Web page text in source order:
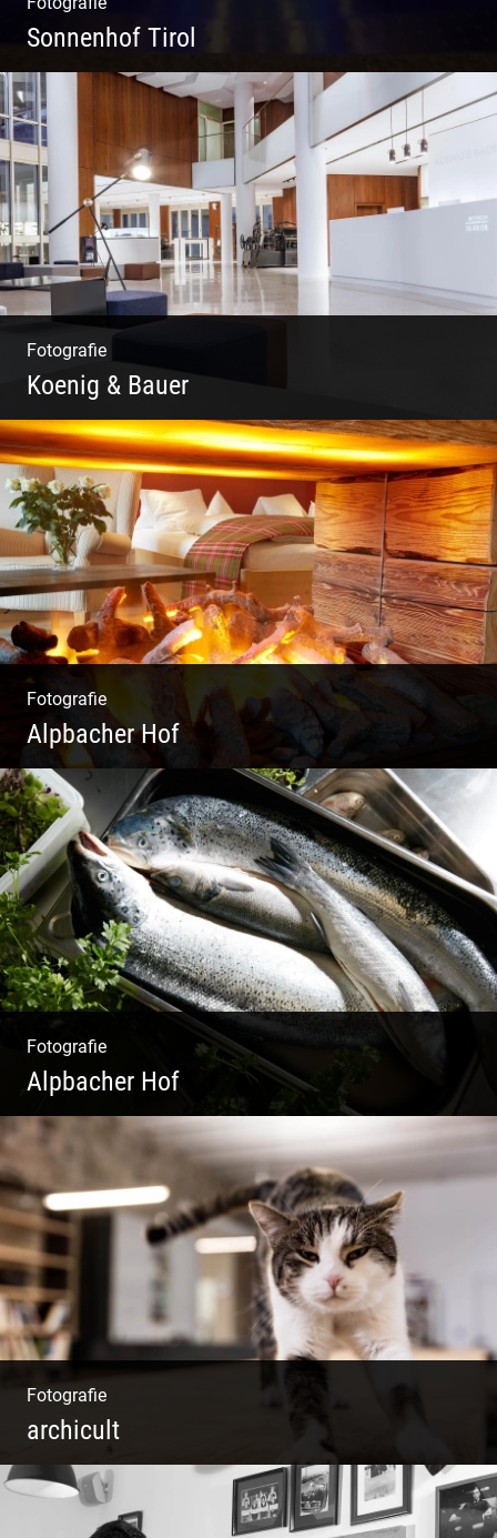
Sonnenhof Tirol
Freundliches Team | Moderne Zimmer |
Luxuriöser Spa | Coole Köche
Fotografie
Koenig & Bauer
Moderne Architektur | Offen & Futuristisch |
Foyer Gestaltung | Weite Räume
Fotografie
Alpbacher Hof
Liebevolles Design | Moderne Zimmer |
Luxuriöser Spa | Alpiner Stil
Fotografie
Alpbacher Hof
Vorzügliche Weine | Gourmet Küche | Feiste
Kulinarik | Genuss Urlaub
Fotografie
archicult
Lesen & Inspirieren | Messen & Verlegen |
Zeichnen & Malen | Planen & Bauen